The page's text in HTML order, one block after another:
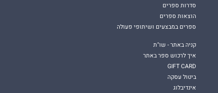
סדרות ספרים
הוצאות ספרים
ספרים במבצעים ושיתופי פעולה
קניה באתר - שו"ת
איך לרכוש ספר באתר
GIFT CARD
ביטול עסקה
אינדיבלוג